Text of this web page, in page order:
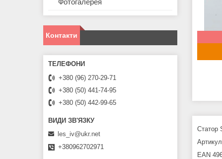
Статор
EAN
Фотогалерея
Контакти
+380 (96) 270-29-71
+380 (50) 441-74-95
+380 (50) 442-99-65
les_iv@ukr.net
+380962702971